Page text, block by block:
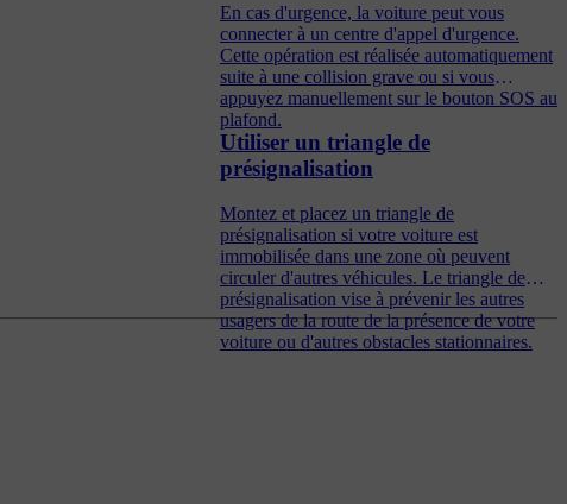
En cas d'urgence, la voiture peut vous
connecter à un centre d'appel d'urgence.
Cette opération est réalisée automatiquement
suite à une collision grave ou si vous
appuyez manuellement sur le bouton SOS au
plafond.
Utiliser un triangle de
présignalisation
Montez et placez un triangle de
présignalisation si votre voiture est
immobilisée dans une zone où peuvent
circuler d'autres véhicules. Le triangle de
présignalisation vise à prévenir les autres
usagers de la route de la présence de votre
voiture ou d'autres obstacles stationnaires.